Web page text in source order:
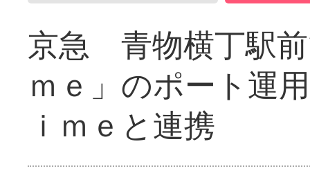
京急 青物横丁駅
ｍｅ」のポート運
ｉｍｅと連携